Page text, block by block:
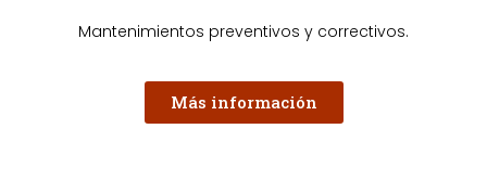
Mantenimientos preventivos y correctivos.
Más información